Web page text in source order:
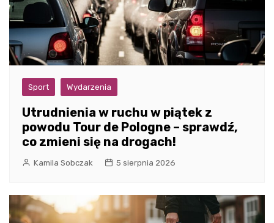
Sport Wydarzenia
Utrudnienia w ruchu w piątek z
powodu Tour de Pologne – sprawdź,
co zmieni się na drogach!
Kamila Sobczak 5 sierpnia 2026